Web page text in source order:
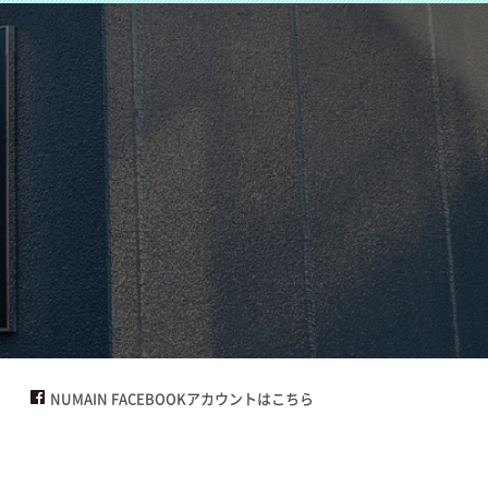
NUMAIN FACEBOOKアカウントはこちら